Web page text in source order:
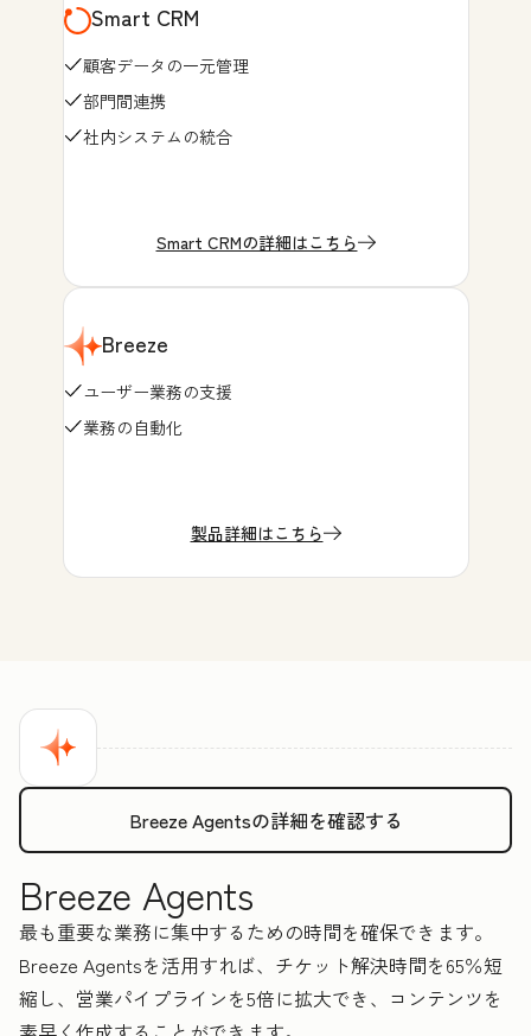
Smart CRM
顧客データの一元管理
部門間連携
社内システムの統合
Smart CRMの詳細はこちら
Breeze
ユーザー業務の支援
業務の自動化
製品詳細はこちら
Breeze Agentsの詳細を確認する
Breeze Agents
最も重要な業務に集中するための時間を確保できます。
Breeze Agentsを活用すれば、チケット解決時間を65％短
縮し、営業パイプラインを5倍に拡大でき、コンテンツを